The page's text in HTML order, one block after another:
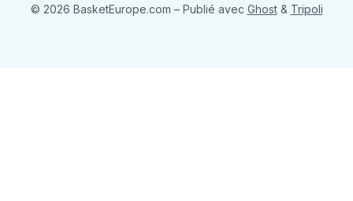
© 2026 BasketEurope.com – Publié avec Ghost& Tripoli